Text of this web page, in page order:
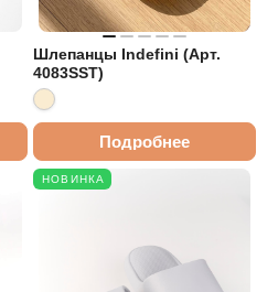
Шлепанцы Indefini (Арт.
4083SST)
Подробнее
НОВИНКА